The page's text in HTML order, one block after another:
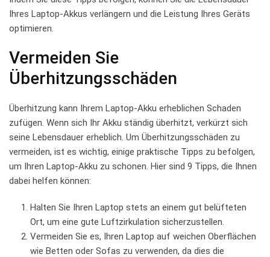
Ihres Laptop-Akkus​ verlängern ​und die Leistung Ihres Geräts
optimieren.
Vermeiden‍ Sie
Überhitzungsschäden
Überhitzung kann ​Ihrem‌ Laptop-Akku erheblichen ‍Schaden
⁢zufügen. Wenn sich Ihr Akku ständig‌ überhitzt, verkürzt sich
⁤seine Lebensdauer erheblich. Um‍ Überhitzungsschäden zu⁣
vermeiden, ist es wichtig, einige praktische Tipps zu befolgen,
‍um ⁤Ihren Laptop-Akku⁣ zu⁤ schonen. Hier sind 9 Tipps, die Ihnen
dabei ‌helfen können:
Halten‌ Sie Ihren Laptop stets an einem gut belüfteten
⁤Ort, um eine gute Luftzirkulation⁣ sicherzustellen.
Vermeiden Sie ⁢es, ⁤Ihren Laptop⁤ auf weichen‍ Oberflächen
wie Betten oder Sofas zu verwenden, da dies⁢ die